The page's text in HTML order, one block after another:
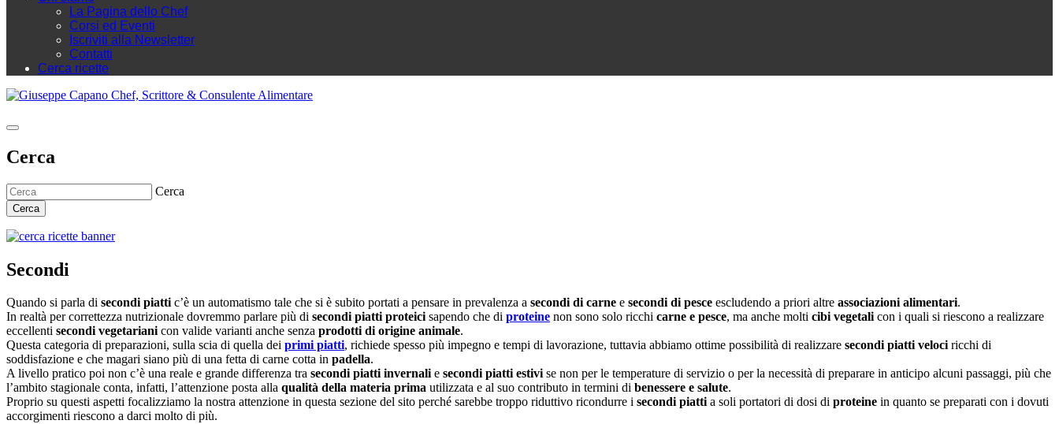
La Pagina dello Chef
Corsi ed Eventi
Iscriviti alla Newsletter
Contatti
Cerca ricette
Cerca
Cerca
Cerca
Secondi
Quando si parla di secondi piattic’è un automatismo tale che si è subito portati a pensare in prevalenza a secondi di carne e secondi di pesce escludendo a priori altre associazioni alimentari.
In realtà per correttezza nutrizionale dovremmo parlare più di secondi piatti proteicisapendo che di proteine non sono solo ricchi carne e pesce, ma anche molti cibi vegetalicon i quali si riescono a realizzare
eccellenti secondi vegetarianicon valide varianti anche senza prodotti di origine animale.
Questa categoria di preparazioni, sulla scia di quella dei primi piatti, richiede spesso più impegno e tempi di lavorazione, tuttavia abbiamo ottime possibilità di realizzare secondi piatti velociricchi di
soddisfazione e che magari siano più di una fetta di carne cotta in padella.
A livello pratico poi non c’è una reale e grande differenza tra secondi piatti invernalie secondi piatti estivise non per le temperature di servizio o per la necessità di preparare in anticipo alcuni passaggi, più che
l’ambito stagionale conta, infatti, l’attenzione posta alla qualità della materia prima utilizzata e al suo contributo in termini di benessere e salute.
Proprio su questi aspetti focalizziamo la nostra attenzione in questa sezione del sito perché sarebbe troppo riduttivo ricondurre i secondi piattia soli portatori di dosi di proteine in quanto se preparati con i dovuti
accorgimenti riescono a darci molto di più.